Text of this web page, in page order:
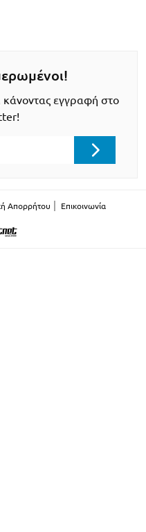
εγγραφή στο
Απορρήτου Επικοινωνία